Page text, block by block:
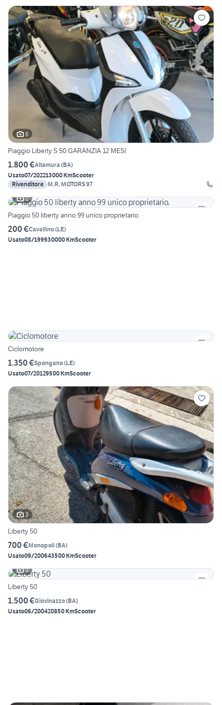
6
Piaggio Liberty S 50 GARANZIA 12 MESI
1.800 €Altamura (BA)
Usato07/202213000 KmScooter
Rivenditore M.R. MOTORS 97
2
Piaggio 50 liberty anno 99 unico proprietario.
200 €Cavallino(LE)
Usato08/199930000 KmScooter
Ciclomotore
1.350 €Spongano(LE)
Usato07/20129500 KmScooter
3
Liberty 50
700 €Monopoli(BA)
Usato09/200643500 KmScooter
3
Liberty 50
1.500 €Giovinazzo(BA)
Usato06/200420850 KmScooter